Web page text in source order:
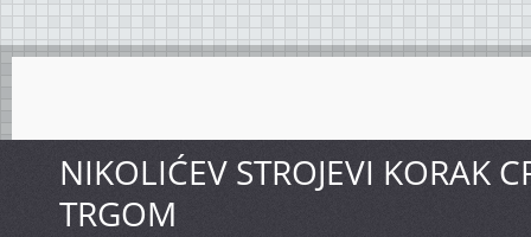
NIKOLIĆEV STROJEVI KORAK
TRGOM